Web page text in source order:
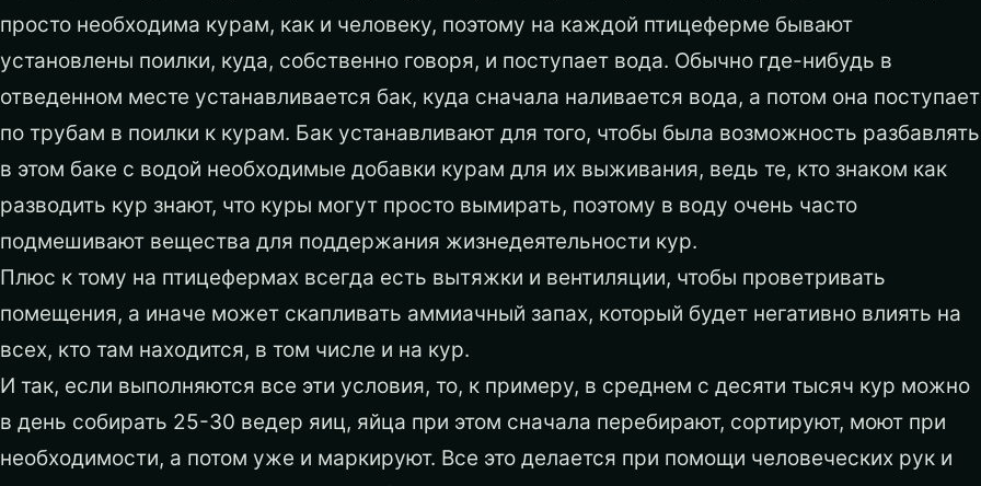
просто необходима курам, как и человеку, поэтому на каждой птицеферме бывают
установлены поилки, куда, собственно говоря, и поступает вода. Обычно где-нибудь в
отведенном месте устанавливается бак, куда сначала наливается вода, а потом она поступает
по трубам в поилки к курам. Бак устанавливают для того, чтобы была возможность разбавлять
в этом баке с водой необходимые добавки курам для их выживания, ведь те, кто знаком как
разводить кур знают, что куры могут просто вымирать, поэтому в воду очень часто
подмешивают вещества для поддержания жизнедеятельности кур.
Плюс к тому на птицефермах всегда есть вытяжки и вентиляции, чтобы проветривать
помещения, а иначе может скапливать аммиачный запах, который будет негативно влиять на
всех, кто там находится, в том числе и на кур.
И так, если выполняются все эти условия, то, к примеру, в среднем с десяти тысяч кур можно
в день собирать 25-30 ведер яиц, яйца при этом сначала перебирают, сортируют, моют при
необходимости, а потом уже и маркируют. Все это делается при помощи человеческих рук и